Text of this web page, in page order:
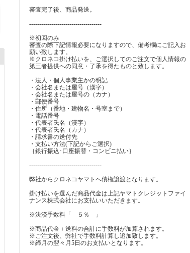
審査完了後、商品発送。
------------------------------------
※初回のみ
審査の際下記情報必要になりますので、備考欄にご記入お
願い致します。
※クロネコ掛け払いを、ご選択してのご注文で個人情報の
第三者提供への同意・了承を得たものと致します。
・法人・個人事業主かの明記
・会社名または屋号（漢字）
・会社名または屋号の（カナ）
・郵便番号
・住所（番地・建物名・号室まで）
・電話番号
・代表者氏名（漢字）
・代表者氏名（カナ）
・請求書の送付先
・支払い方法(下記からご選択)
｛銀行振込･口座振替・コンビニ払い｝
------------------------------------
弊社からクロネコヤマトへ債権譲渡となります。
掛け払いを選んだ商品代金は上記ヤマトクレジットファイ
ナンス株式会社にお支払いいただきます。
※決済手数料「 ５％ 」
※商品代金＋送料の合計に手数料が加算されます。
※ご注文後、弊社で手数料計算し追加致します。
※締月の翌々月5日のお支払いとなります。